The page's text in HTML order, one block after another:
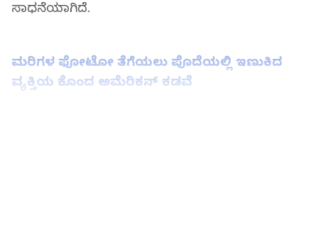
ಸಾಧನೆಯಾಗಿದೆ.
ಮರಿಗಳ ಫೋಟೋ ತೆಗೆಯಲು ಪೊದೆಯಲ್ಲಿ ಇಣುಕಿದ
ವ್ಯಕ್ತಿಯ ಕೊಂದ ಅಮೆರಿಕನ್ ಕಡವೆ